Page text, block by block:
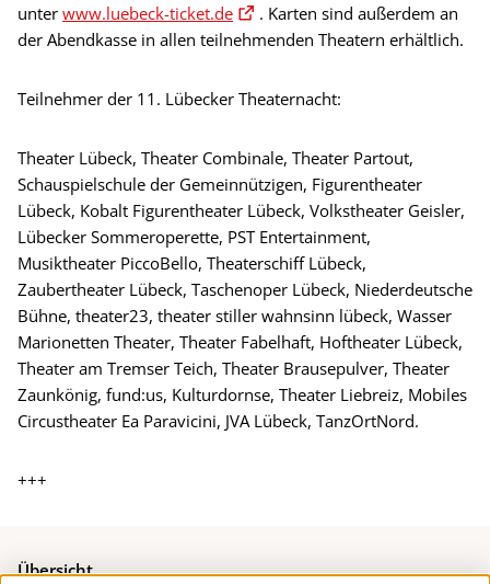
unter www.luebeck-ticket.de
. Karten sind außerdem an
der Abendkasse in allen teilnehmenden Theatern erhältlich.
Teilnehmer der 11. Lübecker Theaternacht:
Theater Lübeck, Theater Combinale, Theater Partout,
Schauspielschule der Gemeinnützigen, Figurentheater
Lübeck, Kobalt Figurentheater Lübeck, Volkstheater Geisler,
Lübecker Sommeroperette, PST Entertainment,
Musiktheater PiccoBello, Theaterschiff Lübeck,
Zaubertheater Lübeck, Taschenoper Lübeck, Niederdeutsche
Bühne, theater23, theater stiller wahnsinn lübeck, Wasser
Marionetten Theater, Theater Fabelhaft, Hoftheater Lübeck,
Theater am Tremser Teich, Theater Brausepulver, Theater
Zaunkönig, fund:us, Kulturdornse, Theater Liebreiz, Mobiles
Circustheater Ea Paravicini, JVA Lübeck, TanzOrtNord.
+++
Übersicht